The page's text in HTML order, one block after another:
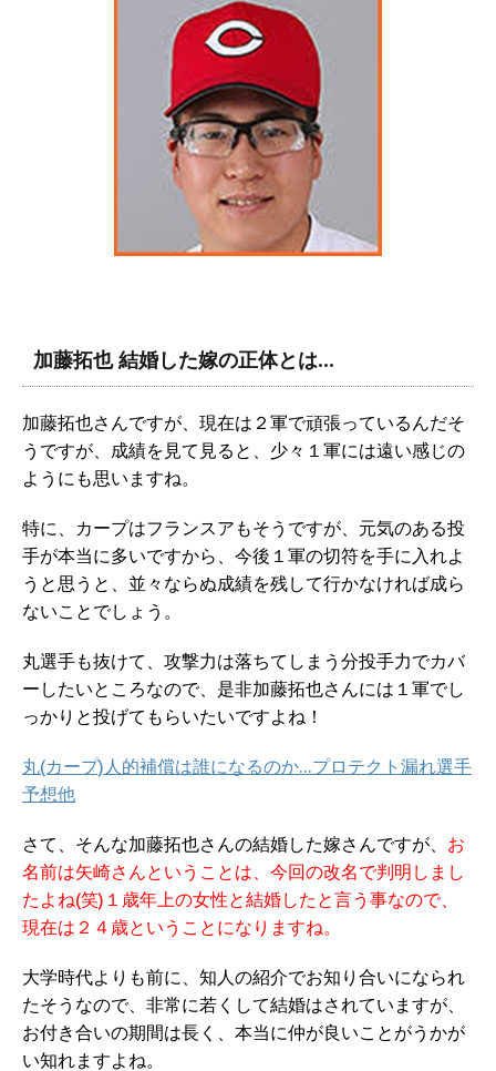
加藤拓也 結婚した嫁の正体とは…
加藤拓也さんですが、現在は２軍で頑張っているんだそ
うですが、成績を見て見ると、少々１軍には遠い感じの
ようにも思いますね。
特に、カープはフランスアもそうですが、元気のある投
手が本当に多いですから、今後１軍の切符を手に入れよ
うと思うと、並々ならぬ成績を残して行かなければ成ら
ないことでしょう。
丸選手も抜けて、攻撃力は落ちてしまう分投手力でカバ
ーしたいところなので、是非加藤拓也さんには１軍でし
っかりと投げてもらいたいですよね！
丸(カープ)人的補償は誰になるのか…プロテクト漏れ選手
予想他
さて、そんな加藤拓也さんの結婚した嫁さんですが、 お
名前は矢崎さんということは、今回の改名で判明しまし
たよね(笑)１歳年上の女性と結婚したと言う事なので、
現在は２４歳ということになりますね。
大学時代よりも前に、知人の紹介でお知り合いになられ
たそうなので、非常に若くして結婚はされていますが、
お付き合いの期間は長く、本当に仲が良いことがうかが
い知れますよね。